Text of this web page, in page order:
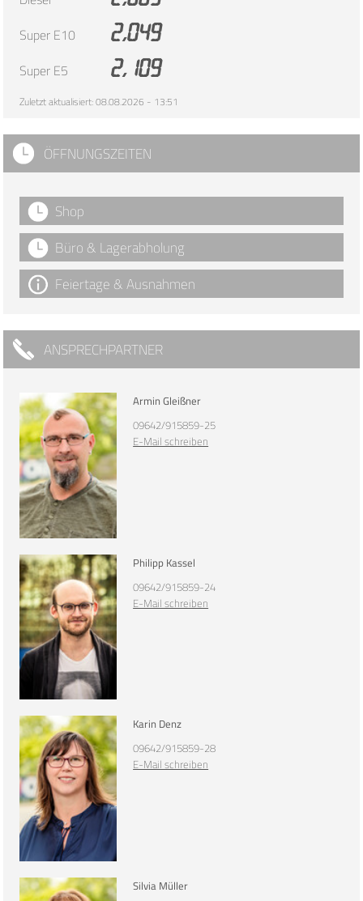
Super E10
2,049
Super E5
2,109
Zuletzt aktualisiert: 08.08.2026 - 13:51
ÖFFNUNGSZEITEN
Shop
Büro & Lagerabholung
Feiertage & Ausnahmen
ANSPRECHPARTNER
Armin Gleißner
09642/915859-25
E-Mail schreiben
Philipp Kassel
09642/915859-24
E-Mail schreiben
Karin Denz
09642/915859-28
E-Mail schreiben
Silvia Müller